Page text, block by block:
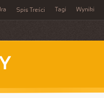
Spis Treści Tagi Wyniki